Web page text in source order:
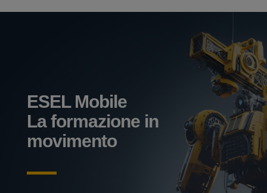
ESEL Mobile
La formazione in
movimento